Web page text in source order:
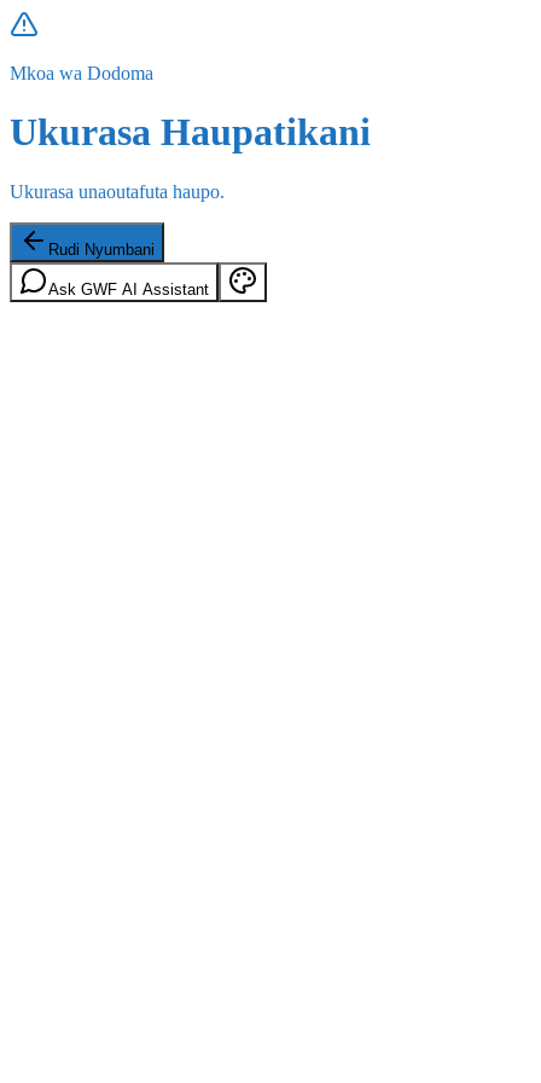
Mkoa wa Dodoma
Ukurasa Haupatikani
Ukurasa unaoutafuta haupo.
Rudi Nyumbani
Ask GWF AI Assistant